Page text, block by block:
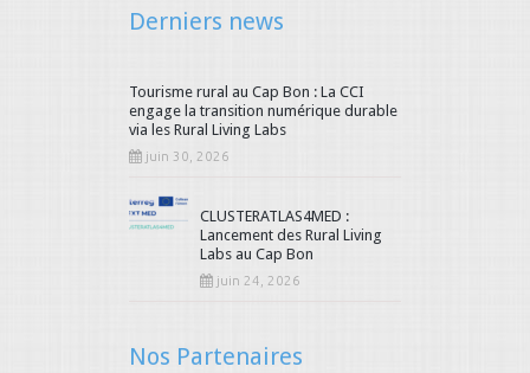
Derniers news
Tourisme rural au Cap Bon : La CCI
engage la transition numérique durable
via les Rural Living Labs
juin 30, 2026
CLUSTERATLAS4MED :
Lancement des Rural Living
Labs au Cap Bon
juin 24, 2026
Nos Partenaires